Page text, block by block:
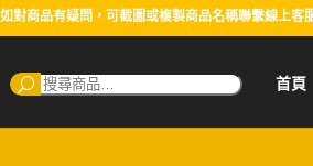
如對商品有疑問，可截圖或複製商品名稱聯繫線上客
搜
尋：
首頁